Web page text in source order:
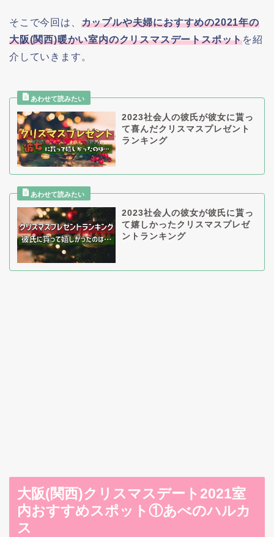
そこで今回は、 カップルや夫婦におすすめの2021年の
大阪(関西)暖かい室内のクリスマスデートスポットを紹
介していきます。
2023社会人の彼氏が彼女に貰っ
て喜んだクリスマスプレゼント
ランキング
2023社会人の彼女が彼氏に貰っ
て嬉しかったクリスマスプレゼ
ントランキング
大阪(関西)クリスマスデート2021室
内おすすめスポット①あべのハルカ
ス